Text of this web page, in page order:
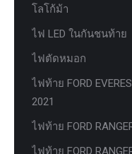
โลโก้ม้า
ไฟ LED ในกันชนท้าย
ไฟตัดหมอก
ไฟท้าย FORD
2021
ไฟท้าย FORD
ไฟท้าย FORD